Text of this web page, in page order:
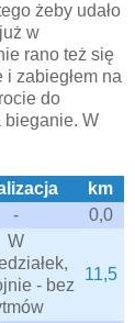
żeby udało
w
rano też się
i zabiegłem na
do
bieganie. W
km
- 0,0
W
- bez
11,5